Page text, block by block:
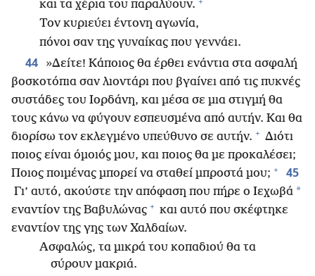
και τα χέρια του παραλύουν.
Τον κυριεύει έντονη αγωνία,
πόνοι σαν της γυναίκας που γεννάει.
44
»Δείτε! Κάποιος θα έρθει ενάντια στα ασφαλή
βοσκοτόπια σαν λιοντάρι που βγαίνει από τις πυκνές
συστάδες του Ιορδάνη, και μέσα σε μια στιγμή θα
τους κάνω να φύγουν εσπευσμένα από αυτήν. Και θα
διορίσω τον εκλεγμένο υπεύθυνο σε αυτήν. + Διότι
ποιος είναι όμοιός μου, και ποιος θα με προκαλέσει;
Ποιος ποιμένας μπορεί να σταθεί μπροστά μου; + 45
Γι’ αυτό, ακούστε την απόφαση που πήρε ο Ιεχωβά *
εναντίον της Βαβυλώνας + και αυτό που σκέφτηκε
εναντίον της γης των Χαλδαίων.
Ασφαλώς, τα μικρά του κοπαδιού θα τα
σύρουν μακριά.